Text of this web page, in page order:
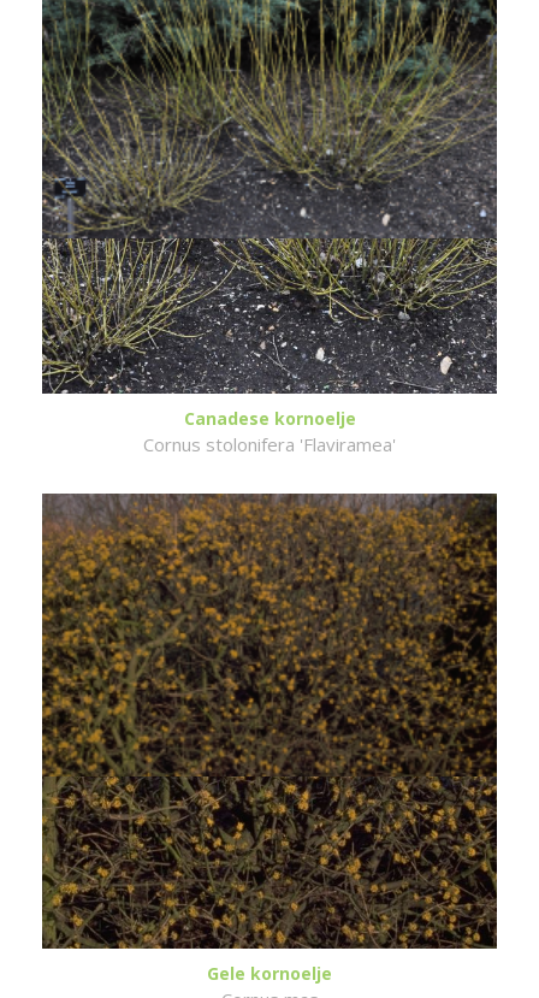
Canadese kornoelje
Cornus stolonifera 'Flaviramea'
Gele kornoelje